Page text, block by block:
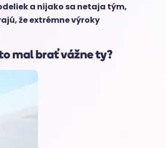
a nijako sa netaja tým,
že extrémne výroky
mal brať vážne ty?